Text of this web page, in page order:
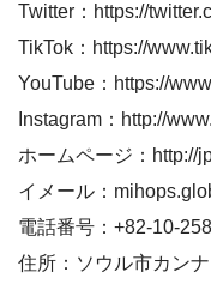
Twitter：https://
TikTok：https://
YouTube：https://
Instagram：http://
ホームページ：http://
イメール：
電話番号：+82-10-
住所：ソウル市カン